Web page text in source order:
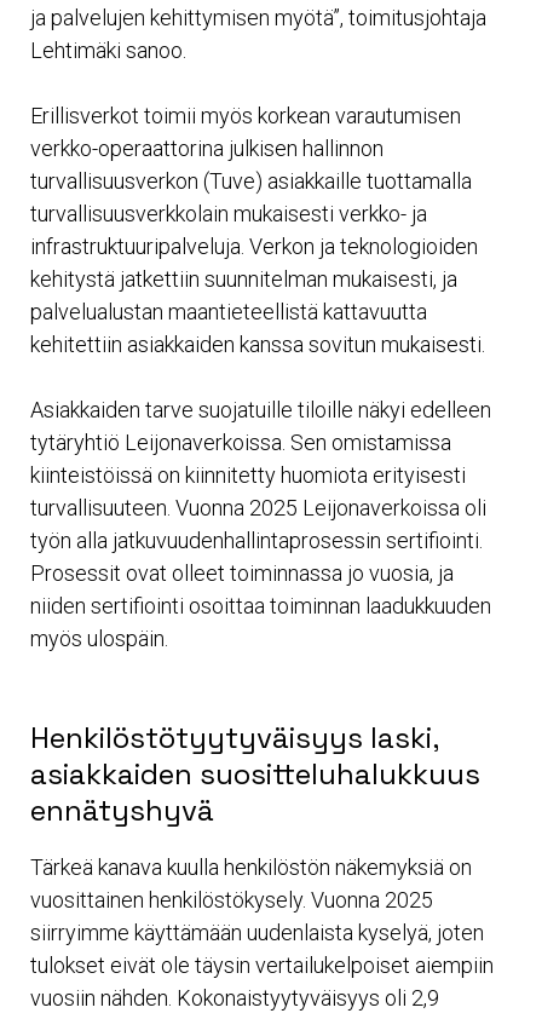
ja palvelujen kehittymisen myötä”, toimitusjohtaja
Lehtimäki sanoo.
Erillisverkot toimii myös korkean varautumisen
verkko-operaattorina julkisen hallinnon
turvallisuusverkon (Tuve) asiakkaille tuottamalla
turvallisuusverkkolain mukaisesti verkko- ja
infrastruktuuripalveluja. Verkon ja teknologioiden
kehitystä jatkettiin suunnitelman mukaisesti, ja
palvelualustan maantieteellistä kattavuutta
kehitettiin asiakkaiden kanssa sovitun mukaisesti.
Asiakkaiden tarve suojatuille tiloille näkyi edelleen
tytäryhtiö Leijonaverkoissa. Sen omistamissa
kiinteistöissä on kiinnitetty huomiota erityisesti
turvallisuuteen. Vuonna 2025 Leijonaverkoissa oli
työn alla jatkuvuudenhallintaprosessin sertifiointi.
Prosessit ovat olleet toiminnassa jo vuosia, ja
niiden sertifiointi osoittaa toiminnan laadukkuuden
myös ulospäin.
Henkilöstötyytyväisyys laski,
asiakkaiden suositteluhalukkuus
ennätyshyvä
Tärkeä kanava kuulla henkilöstön näkemyksiä on
vuosittainen henkilöstökysely. Vuonna 2025
siirryimme käyttämään uudenlaista kyselyä, joten
tulokset eivät ole täysin vertailukelpoiset aiempiin
vuosiin nähden. Kokonaistyytyväisyys oli 2,9